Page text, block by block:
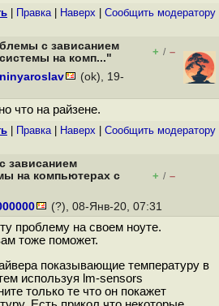
Правка| Наверх Cообщить модератору
с зависанием
на комп..."
+ / –
(ok), 19-
что на райзене.
Правка| Наверх Cообщить модератору
зависанием
на компьютерах с
+ / –
(?), 08-Янв-20, 07:31
проблему на своем ноуте.
тоже поможет.
показывающие температуру в
используя lm-sensors
только те что он покажет